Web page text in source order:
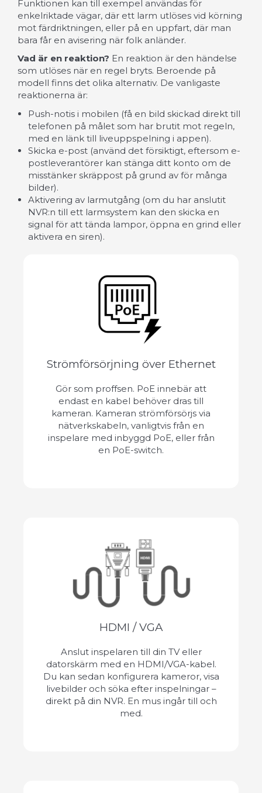
Funktionen kan till exempel användas för
enkelriktade vägar, där ett larm utlöses vid körning
mot färdriktningen, eller på en uppfart, där man
bara får en avisering när folk anländer.
Vad är en reaktion? En reaktion är den händelse
som utlöses när en regel bryts. Beroende på
modell finns det olika alternativ. De vanligaste
reaktionerna är:
Push-notis i mobilen (få en bild skickad direkt till
telefonen på målet som har brutit mot regeln,
med en länk till liveuppspelning i appen).
Skicka e-post (använd det försiktigt, eftersom e-
postleverantörer kan stänga ditt konto om de
misstänker skräppost på grund av för många
bilder).
Aktivering av larmutgång (om du har anslutit
NVR:n till ett larmsystem kan den skicka en
signal för att tända lampor, öppna en grind eller
aktivera en siren).
Strömförsörjning över Ethernet
Gör som proffsen. PoE innebär att
endast en kabel behöver dras till
kameran. Kameran strömförsörjs via
nätverkskabeln, vanligtvis från en
inspelare med inbyggd PoE, eller från
en PoE-switch.
HDMI / VGA
Anslut inspelaren till din TV eller
datorskärm med en HDMI/VGA-kabel.
Du kan sedan konfigurera kameror, visa
livebilder och söka efter inspelningar –
direkt på din NVR. En mus ingår till och
med.